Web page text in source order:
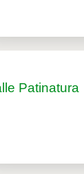
Patinatura